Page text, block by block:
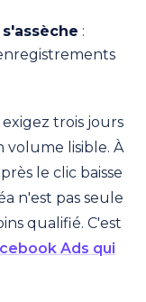
:
trois jours
volume lisible. À
le clic baisse
n'est pas seule
qualifié. C'est
Ads qui